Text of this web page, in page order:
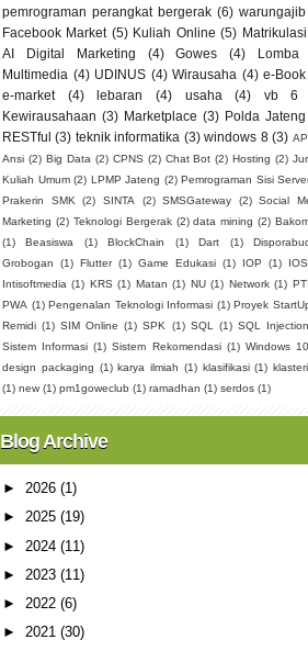
pemrograman perangkat bergerak (6) warungajib
Facebook Market (5) Kuliah Online (5) Matrikulasi
AI Digital Marketing
(4) Gowes (4) Lomba
Multimedia (4) UDINUS (4) Wirausaha (4) e-Book
e-market
(4) lebaran (4) usaha (4) vb 6
Kewirausahaan (3) Marketplace (3) Polda Jateng
RESTful
(3) teknik informatika (3) windows 8 (3)
Ansi (2) Big Data (2) CPNS (2) Chat Bot (2) Hosting (2)
Kuliah Umum (2) LPMP Jateng (2) Pemrograman Sisi
Prakerin SMK
(2) SINTA (2) SMSGateway (2)
Social
Marketing (2) Teknologi Bergerak (2) data mining (2)
(1)
Beasiswa (1) BlockChain (1) Dart (1)
Grobogan
(1) Flutter (1) Game Edukasi (1) IOP (1) IOS
Intisoftmedia (1) KRS (1) Matan (1) NU (1) Network (1) PTI
PWA (1) Pengenalan Teknologi Informasi (1) Proyek
Remidi (1) SIM Online (1) SPK (1) SQL (1) SQL Injection
Sistem Informasi (1) Sistem Rekomendasi (1) Windows 10
design packaging (1) karya ilmiah (1) klasifikasi (1)
(1) new (1) pm1goweclub (1) ramadhan (1) serdos (1)
Blog Archive
► 2026 (1)
► 2025 (19)
► 2024 (11)
► 2023 (11)
► 2022 (6)
► 2021 (30)